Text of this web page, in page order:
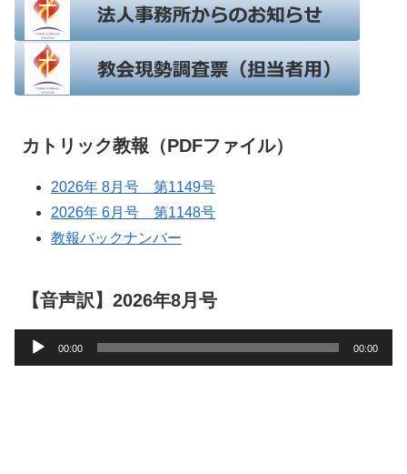
カトリック教報（PDFファイル）
2026年 8月号 第1149号
2026年 6月号 第1148号
教報バックナンバー
【音声訳】2026年8月号
声
00:00 00:00